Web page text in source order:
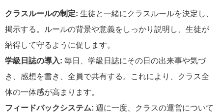
クラスルールの制定: 生徒と一緒にクラスルールを決定し、
掲示する。ルールの背景や意義をしっかり説明し、生徒が
納得して守るように促します。
学級日誌の導入: 毎日、学級日誌にその日の出来事や気づ
き、感想を書き、全員で共有する。これにより、クラス全
体の一体感が高まります。
フィードバックシステム: 週に一度、クラスの運営について